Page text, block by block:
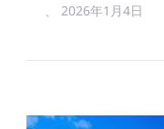
、 2026年1月4日